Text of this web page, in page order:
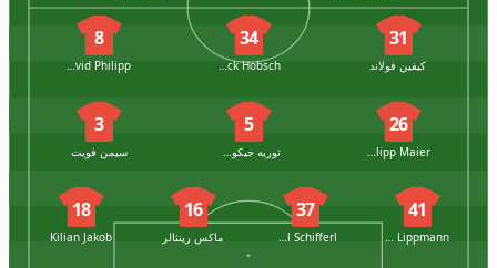
31
كيفين فولاند
34
Patrick Hobsch
8
David Philipp
26
5
ثوريه جيكوسبون
3
سيمن فويت
41
Clemens Lippmann
37
Raphael Schifferl
16
ماكس رينثالر
18
Kilian Jakob